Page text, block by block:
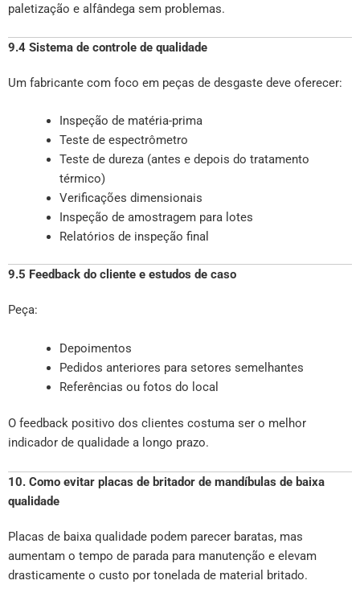
paletização e alfândega sem problemas.
9.4 Sistema de controle de qualidade
Um fabricante com foco em peças de desgaste deve oferecer:
Inspeção de matéria-prima
Teste de espectrômetro
Teste de dureza (antes e depois do tratamento
térmico)
Verificações dimensionais
Inspeção de amostragem para lotes
Relatórios de inspeção final
9.5 Feedback do cliente e estudos de caso
Peça:
Depoimentos
Pedidos anteriores para setores semelhantes
Referências ou fotos do local
O feedback positivo dos clientes costuma ser o melhor
indicador de qualidade a longo prazo.
10. Como evitar placas de britador de mandíbulas de baixa
qualidade
Placas de baixa qualidade podem parecer baratas, mas
aumentam o tempo de parada para manutenção e elevam
drasticamente o custo por tonelada de material britado.